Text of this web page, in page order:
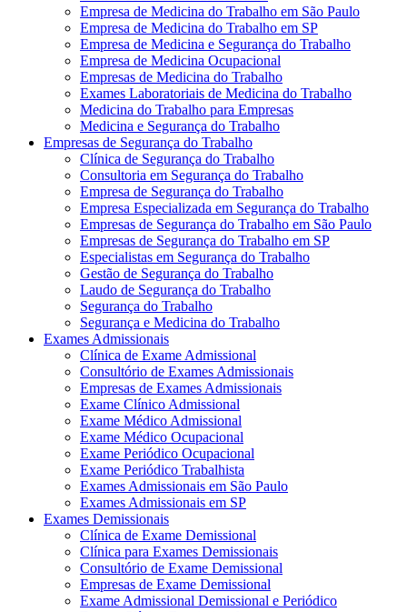
Empresa de Medicina do Trabalho em São Paulo
Empresa de Medicina do Trabalho em SP
Empresa de Medicina e Segurança do Trabalho
Empresa de Medicina Ocupacional
Empresas de Medicina do Trabalho
Exames Laboratoriais de Medicina do Trabalho
Medicina do Trabalho para Empresas
Medicina e Segurança do Trabalho
Empresas de Segurança do Trabalho
Clínica de Segurança do Trabalho
Consultoria em Segurança do Trabalho
Empresa de Segurança do Trabalho
Empresa Especializada em Segurança do Trabalho
Empresas de Segurança do Trabalho em São Paulo
Empresas de Segurança do Trabalho em SP
Especialistas em Segurança do Trabalho
Gestão de Segurança do Trabalho
Laudo de Segurança do Trabalho
Segurança do Trabalho
Segurança e Medicina do Trabalho
Exames Admissionais
Clínica de Exame Admissional
Consultório de Exames Admissionais
Empresas de Exames Admissionais
Exame Clínico Admissional
Exame Médico Admissional
Exame Médico Ocupacional
Exame Periódico Ocupacional
Exame Periódico Trabalhista
Exames Admissionais em São Paulo
Exames Admissionais em SP
Exames Demissionais
Clínica de Exame Demissional
Clínica para Exames Demissionais
Consultório de Exame Demissional
Empresas de Exame Demissional
Exame Admissional Demissional e Periódico